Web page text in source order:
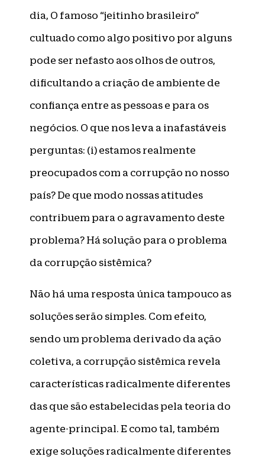
dia, O famoso “jeitinho brasileiro”
cultuado como algo positivo por alguns
pode ser nefasto aos olhos de outros,
dificultando a criação de ambiente de
confiança entre as pessoas e para os
negócios. O que nos leva a inafastáveis
perguntas: (i) estamos realmente
preocupados com a corrupção no nosso
país? De que modo nossas atitudes
contribuem para o agravamento deste
problema? Há solução para o problema
da corrupção sistêmica?
Não há uma resposta única tampouco as
soluções serão simples. Com efeito,
sendo um problema derivado da ação
coletiva, a corrupção sistêmica revela
características radicalmente diferentes
das que são estabelecidas pela teoria do
agente-principal. E como tal, também
exige soluções radicalmente diferentes